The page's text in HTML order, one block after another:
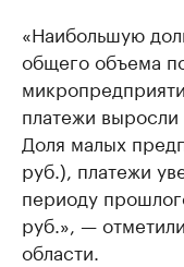
«Наибольшую
общего объема
платежи
Доля малых
руб.), платежи
периоду
руб.», —
области.